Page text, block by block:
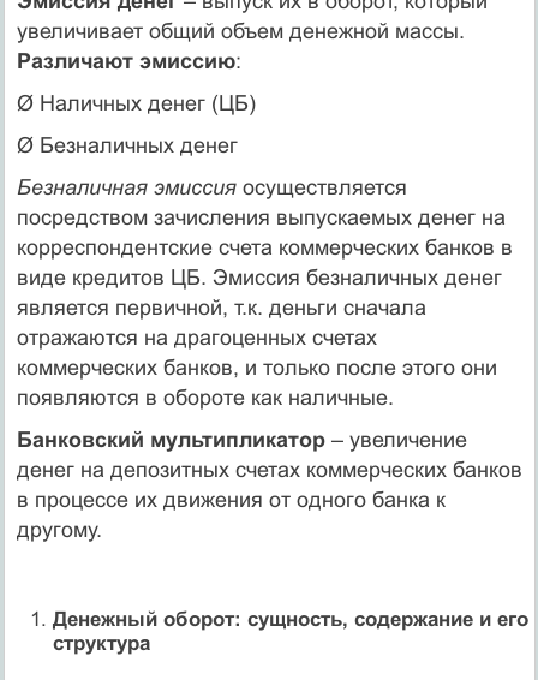
увеличивает общий объем денежной массы.
Различают эмиссию:
Ø Наличных денег (ЦБ)
Ø Безналичных денег
Безналичная эмиссияосуществляется
посредством зачисления выпускаемых денег на
корреспондентские счета коммерческих банков в
виде кредитов ЦБ. Эмиссия безналичных денег
является первичной, т.к. деньги сначала
отражаются на драгоценных счетах
коммерческих банков, и только после этого они
появляются в обороте как наличные.
Банковский мультипликатор– увеличение
денег на депозитных счетах коммерческих банков
в процессе их движения от одного банка к
другому.
Денежный оборот: сущность, содержание и его
структура